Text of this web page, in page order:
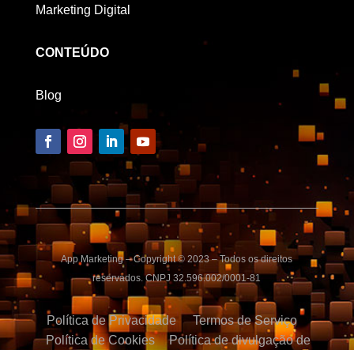
Marketing Digital
CONTEÚDO
Blog
App Marketing – Copyright © 2023 – Todos os direitos
reservados. CNPJ 32.596.002/0001-81
Política de Privacidade
Termos de Serviço
Política de Cookies
Política de divulgação de